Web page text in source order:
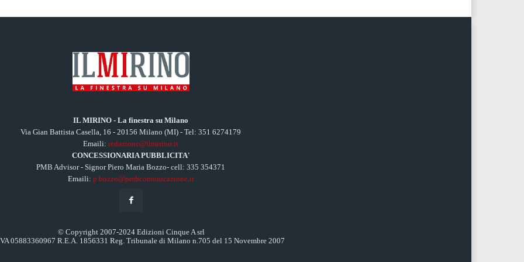
IL MIRINO - La finestra su Milano
Via Gian Battista Casella, 16 - 20156 Milano (MI) - Tel: 351 6274179
Emaili:redazione@ilmirino.it
CONCESSIONARIA PUBBLICITA'
PMB Advisor - Signor Piero Maria Bozzo- cell: 335 354371
Emaili: p.bozzo@pmbcomunicazione.it
© Copyright 2007-2024 Edizioni Cinque A srl
05883360967 R.E.A. 1856331 Reg. Tribunale di Milano n.705 del 15 Novembre 2007